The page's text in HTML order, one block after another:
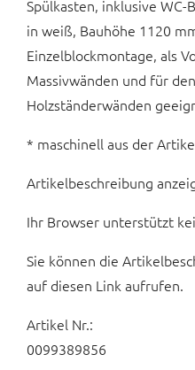
Spülkasten, inklusive WC-
in weiß, Bauhöhe 1120
Einzelblockmontage, als
Massivwänden und für
Holzständerwänden
* maschinell aus der
Artikelbeschreibung
Ihr Browser unterstützt
Sie können die
auf diesen Link aufrufen.
Artikel Nr.:
0099389856